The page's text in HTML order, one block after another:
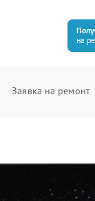
на
Заявка на ремонт